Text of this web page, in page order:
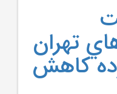
تهران
کاهش